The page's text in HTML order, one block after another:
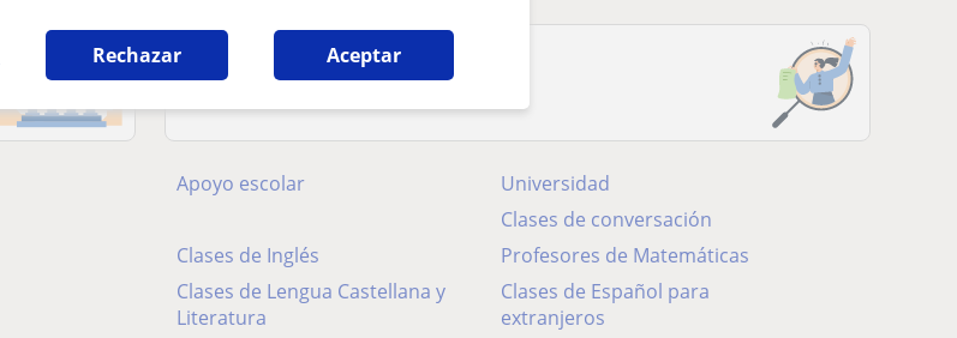
Rechazar Aceptar
Apoyo escolar
Universidad
Clases de conversación
Clases de Inglés
Profesores de Matemáticas
Clases de Lengua Castellana y
Literatura
Clases de Español para
extranjeros